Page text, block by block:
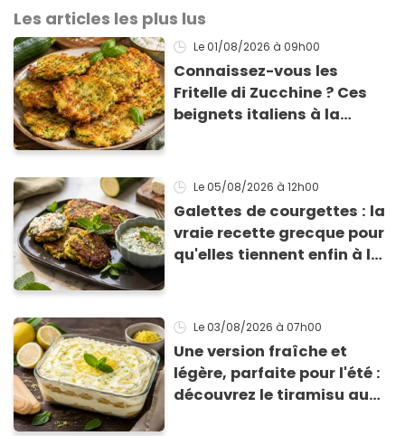
Les articles les plus lus
Le 01/08/2026 à 09h00
Connaissez-vous les
Fritelle di Zucchine ? Ces
beignets italiens à la
Le 05/08/2026 à 12h00
Galettes de courgettes : la
vraie recette grecque pour
qu'elles tiennent enfin à la
Le 03/08/2026 à 07h00
Une version fraîche et
légère, parfaite pour l'été :
découvrez le tiramisu au